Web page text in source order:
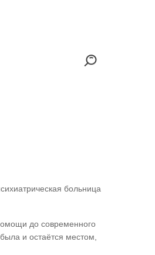
больница
до современного
и остаётся местом,